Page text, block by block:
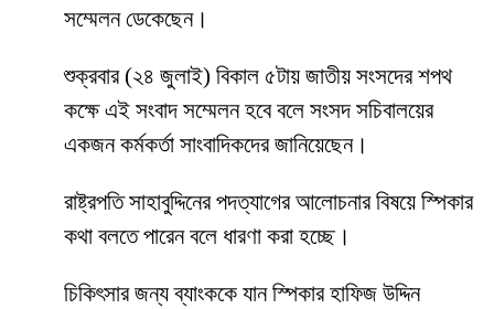
সম্মেলন ডেকেছেন।
শুক্রবার (২৪ জুলাই) বিকাল ৫টায় জাতীয় সংসদের শপথ
কক্ষে এই সংবাদ সম্মেলন হবে বলে সংসদ সচিবালয়ের
একজন কর্মকর্তা সাংবাদিকদের জানিয়েছেন।
রাষ্ট্রপতি সাহাবুদ্দিনের পদত্যাগের আলোচনার বিষয়ে স্পিকার
কথা বলতে পারেন বলে ধারণা করা হচ্ছে।
চিকিৎসার জন্য ব্যাংককে যান স্পিকার হাফিজ উদ্দিন